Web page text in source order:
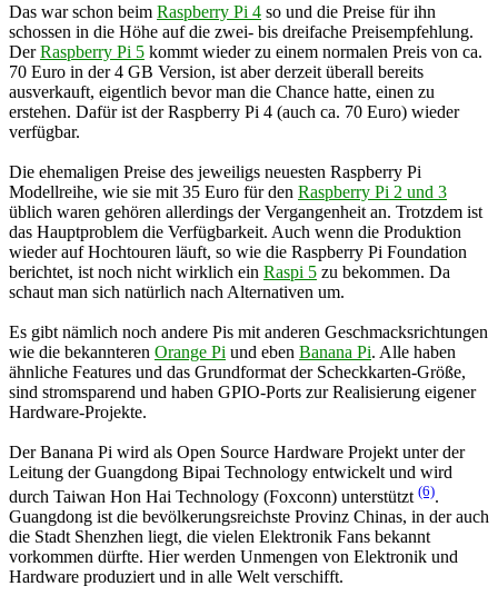
Das war schon beim Raspberry Pi 4 so und die Preise für ihn
schossen in die Höhe auf die zwei- bis dreifache Preisempfehlung.
DerRaspberry Pi 5 kommt wieder zu einem normalen Preis von ca.
70 Euro in der 4 GB Version, ist aber derzeit überall bereits
ausverkauft, eigentlich bevor man die Chance hatte, einen zu
erstehen. Dafür ist der Raspberry Pi 4 (auch ca. 70 Euro) wieder
verfügbar.
Die ehemaligen Preise des jeweiligs neuesten Raspberry Pi
Modellreihe, wie sie mit 35 Euro für den Raspberry Pi 2 und 3
üblich waren gehören allerdings der Vergangenheit an. Trotzdem ist
das Hauptproblem die Verfügbarkeit. Auch wenn die Produktion
wieder auf Hochtouren läuft, so wie die Raspberry Pi Foundation
berichtet, ist noch nicht wirklich ein Raspi 5 zu bekommen. Da
schaut man sich natürlich nach Alternativen um.
Es gibt nämlich noch andere Pis mit anderen Geschmacksrichtungen
wie die bekannteren Orange Pi und eben Banana Pi. Alle haben
ähnliche Features und das Grundformat der Scheckkarten-Größe,
sind stromsparend und haben GPIO-Ports zur Realisierung eigener
Hardware-Projekte.
Der Banana Pi wird als Open Source Hardware Projekt unter der
Leitung der Guangdong Bipai Technology entwickelt und wird
durch Taiwan Hon Hai Technology (Foxconn) unterstützt (6).
Guangdong ist die bevölkerungsreichste Provinz Chinas, in der auch
die Stadt Shenzhen liegt, die vielen Elektronik Fans bekannt
vorkommen dürfte. Hier werden Unmengen von Elektronik und
Hardware produziert und in alle Welt verschifft.